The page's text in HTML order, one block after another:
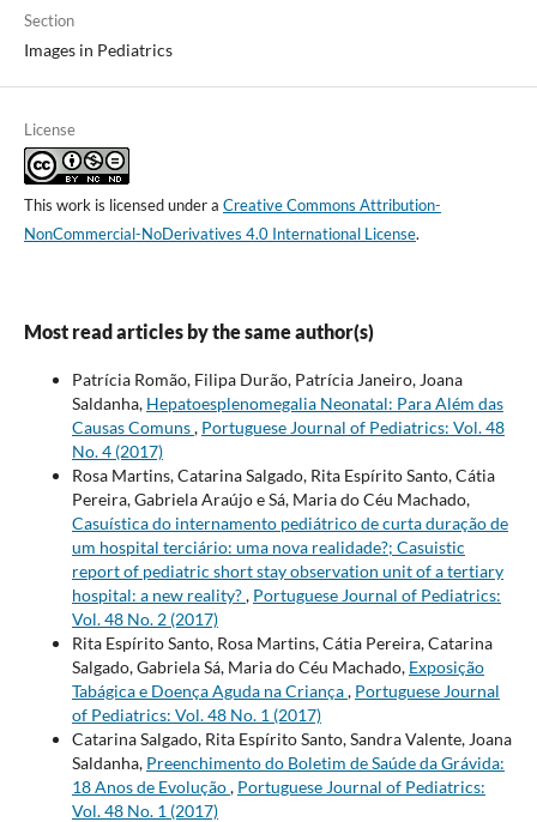
Section
Images in Pediatrics
License
This work is licensed under a Creative Commons Attribution-
NonCommercial-NoDerivatives 4.0 International License.
Most read articles by the same author(s)
Patrícia Romão, Filipa Durão, Patrícia Janeiro, Joana
Saldanha, Hepatoesplenomegalia Neonatal: Para Além das
Causas Comuns, Portuguese Journal of Pediatrics: Vol. 48
No. 4 (2017)
Rosa Martins, Catarina Salgado, Rita Espírito Santo, Cátia
Pereira, Gabriela Araújo e Sá, Maria do Céu Machado,
Casuística do internamento pediátrico de curta duração de
um hospital terciário: uma nova realidade?; Casuistic
report of pediatric short stay observation unit of a tertiary
hospital: a new reality?, Portuguese Journal of Pediatrics:
Vol. 48 No. 2 (2017)
Rita Espírito Santo, Rosa Martins, Cátia Pereira, Catarina
Salgado, Gabriela Sá, Maria do Céu Machado, Exposição
Tabágica e Doença Aguda na Criança, Portuguese Journal
of Pediatrics: Vol. 48 No. 1 (2017)
Catarina Salgado, Rita Espírito Santo, Sandra Valente, Joana
Saldanha, Preenchimento do Boletim de Saúde da Grávida:
18 Anos de Evolução, Portuguese Journal of Pediatrics:
Vol. 48 No. 1 (2017)